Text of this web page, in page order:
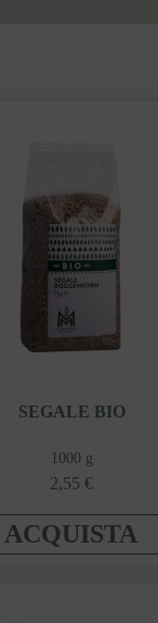
SEGALE BIO
1000 g
2,55 €
ACQUISTA